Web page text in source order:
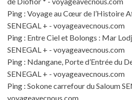
Ping : Voyage au Cœur de l’Histoire
SENEGAL + - voyageavecnous.com
Ping : Entre Ciel et Bolongs : Mar
SENEGAL + - voyageavecnous.com
Ping : Ndangane, Porte d’Entrée du
SENEGAL + - voyageavecnous.com
Ping : Sokone carrefour du Saloum
voyageavecnous.com